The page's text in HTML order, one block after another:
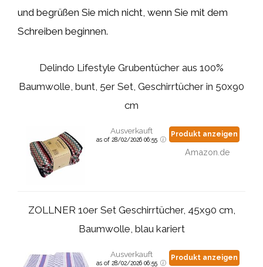
und begrüßen Sie mich nicht, wenn Sie mit dem
Schreiben beginnen.
Delindo Lifestyle Grubentücher aus 100%
Baumwolle, bunt, 5er Set, Geschirrtücher in 50x90
cm
Ausverkauft
as of 28/02/2026 06:55
Produkt anzeigen
Amazon.de
ZOLLNER 10er Set Geschirrtücher, 45x90 cm,
Baumwolle, blau kariert
Ausverkauft
as of 28/02/2026 06:55
Produkt anzeigen